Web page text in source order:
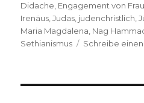
Didache Engagement von
Irenäus ,Judas judenchristlich ,
Maria Magdalena Nag
Sethianismus
Schreibe